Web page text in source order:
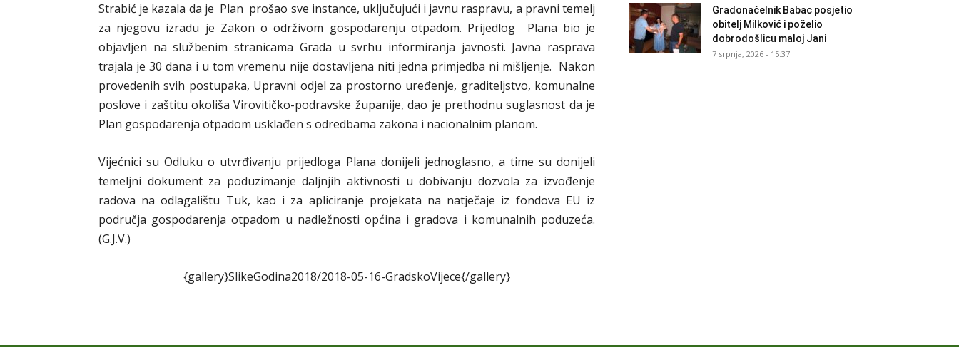
Strabić je kazala da je Plan prošao sve instance, uključujući i javnu raspravu, a pravni temelj
za njegovu izradu je Zakon o održivom gospodarenju otpadom. Prijedlog Plana bio je
objavljen na službenim stranicama Grada u svrhu informiranja javnosti. Javna rasprava
trajala je 30 dana i u tom vremenu nije dostavljena niti jedna primjedba ni mišljenje. Nakon
provedenih svih postupaka, Upravni odjel za prostorno uređenje, graditeljstvo, komunalne
poslove i zaštitu okoliša Virovitičko-podravske županije, dao je prethodnu suglasnost da je
Plan gospodarenja otpadom usklađen s odredbama zakona i nacionalnim planom.
Vijećnici su Odluku o utvrđivanju prijedloga Plana donijeli jednoglasno, a time su donijeli
temeljni dokument za poduzimanje daljnjih aktivnosti u dobivanju dozvola za izvođenje
radova na odlagalištu Tuk, kao i za apliciranje projekata na natječaje iz fondova EU iz
područja gospodarenja otpadom u nadležnosti općina i gradova i komunalnih poduzeća.
(G.J.V.)
{gallery}SlikeGodina2018/2018-05-16-GradskoVijece{/gallery}
Gradonačelnik Babac posjetio
obitelj Milković i poželio
dobrodošlicu maloj Jani
7 srpnja, 2026 - 15:37